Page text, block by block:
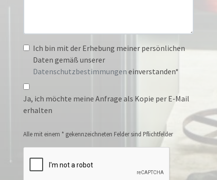
Ich bin mit der Erhebung meiner persönlichen
Daten gemäß unserer
Datenschutzbestimmungen einverstanden*
Ja, ich möchte meine Anfrage als Kopie per E-Mail
erhalten
Alle mit einem * gekennzeichneten Felder sind Pflichtfelder